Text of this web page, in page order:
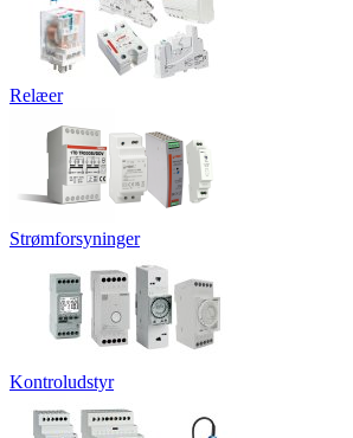
Relæer
Strømforsyninger
Kontroludstyr